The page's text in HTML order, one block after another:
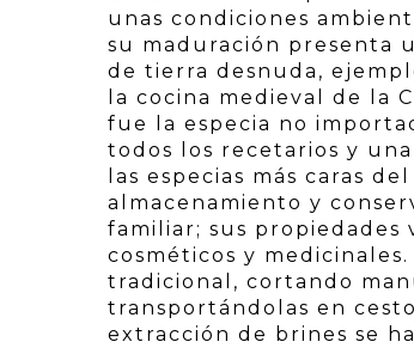
unas condiciones
su maduración presenta
de tierra desnuda,
la cocina medieval de la
fue la especia no
todos los recetarios y
las especias más caras
almacenamiento y
familiar; sus propiedades
cosméticos y
tradicional, cortando
transportándolas en
extracción de brines se